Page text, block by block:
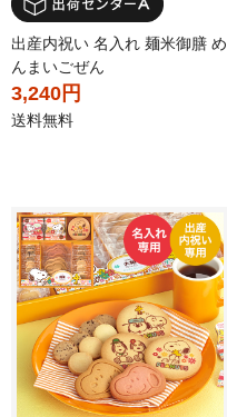
出産内祝い 名入れ 麺米御膳 め
んまいごぜん
3,240円
送料無料